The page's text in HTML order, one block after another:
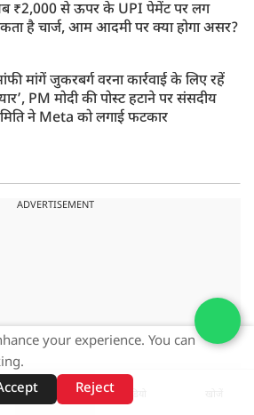
₹2,000 से ऊपर के UPI पेमेंट पर लग
है चार्ज, आम आदमी पर क्या होगा असर?
मांगें जुकरबर्ग वरना कार्रवाई के लिए रहें
PM मोदी की पोस्ट हटाने पर संसदीय
ने Meta को लगाई फटकार
ADVERTISEMENT
your experience. You can
Reject